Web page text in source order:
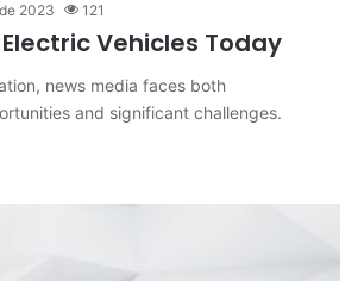
2023 121
Vehicles Today
news media faces both
and significant challenges.